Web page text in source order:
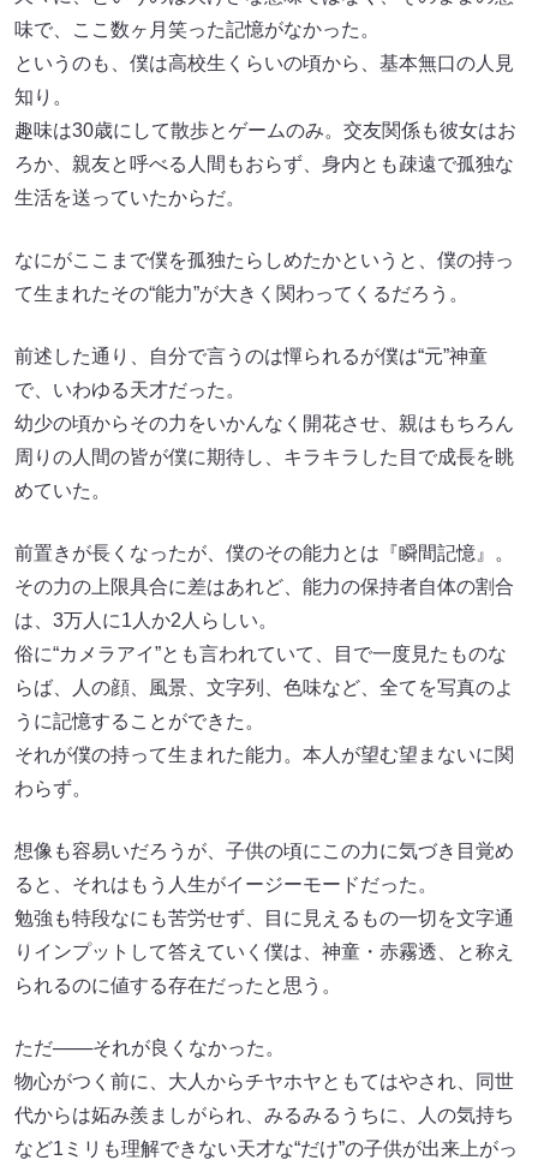
味で、ここ数ヶ月笑った記憶がなかった。
というのも、僕は高校生くらいの頃から、基本無口の人見
知り。
趣味は30歳にして散歩とゲームのみ。交友関係も彼女はお
ろか、親友と呼べる人間もおらず、身内とも疎遠で孤独な
生活を送っていたからだ。
なにがここまで僕を孤独たらしめたかというと、僕の持っ
て生まれたその“能力”が大きく関わってくるだろう。
前述した通り、自分で言うのは憚られるが僕は“元”神童
で、いわゆる天才だった。
幼少の頃からその力をいかんなく開花させ、親はもちろん
周りの人間の皆が僕に期待し、キラキラした目で成長を眺
めていた。
前置きが長くなったが、僕のその能力とは『瞬間記憶』。
その力の上限具合に差はあれど、能力の保持者自体の割合
は、3万人に1人か2人らしい。
俗に“カメラアイ”とも言われていて、目で一度見たものな
らば、人の顔、風景、文字列、色味など、全てを写真のよ
うに記憶することができた。
それが僕の持って生まれた能力。本人が望む望まないに関
わらず。
想像も容易いだろうが、子供の頃にこの力に気づき目覚め
ると、それはもう人生がイージーモードだった。
勉強も特段なにも苦労せず、目に見えるもの一切を文字通
りインプットして答えていく僕は、神童・赤霧透、と称え
られるのに値する存在だったと思う。
ただ───それが良くなかった。
物心がつく前に、大人からチヤホヤともてはやされ、同世
代からは妬み羨ましがられ、みるみるうちに、人の気持ち
など1ミリも理解できない天才な“だけ”の子供が出来上がっ